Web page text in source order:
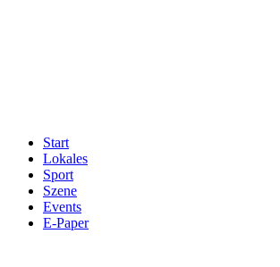
Start
Lokales
Sport
Szene
Events
E-Paper